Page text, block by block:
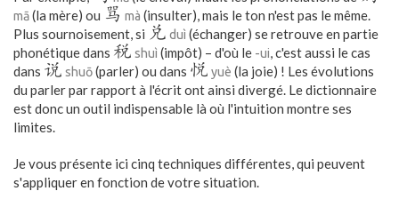
mā(la mère) ou 骂 mà (insulter), mais le ton n'est pas le même.
Plus sournoisement, si 兑 duì (échanger) se retrouve en partie
phonétique dans 税 shuì (impôt) – d'où le -ui, c'est aussi le cas
dans 说 shuō(parler) ou dans 悦 yuè (la joie) ! Les évolutions
du parler par rapport à l'écrit ont ainsi divergé. Le dictionnaire
est donc un outil indispensable là où l'intuition montre ses
limites.
Je vous présente ici cinq techniques différentes, qui peuvent
s'appliquer en fonction de votre situation.